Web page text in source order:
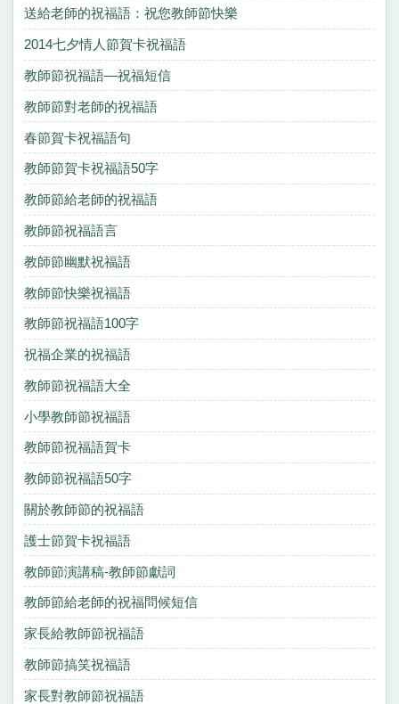
送給老師的祝福語：祝您教師節快樂
2014七夕情人節賀卡祝福語
教師節祝福語—祝福短信
教師節對老師的祝福語
春節賀卡祝福語句
教師節賀卡祝福語50字
教師節給老師的祝福語
教師節祝福語言
教師節幽默祝福語
教師節快樂祝福語
教師節祝福語100字
祝福企業的祝福語
教師節祝福語大全
小學教師節祝福語
教師節祝福語賀卡
教師節祝福語50字
關於教師節的祝福語
護士節賀卡祝福語
教師節演講稿-教師節獻詞
教師節給老師的祝福問候短信
家長給教師節祝福語
教師節搞笑祝福語
家長對教師節祝福語